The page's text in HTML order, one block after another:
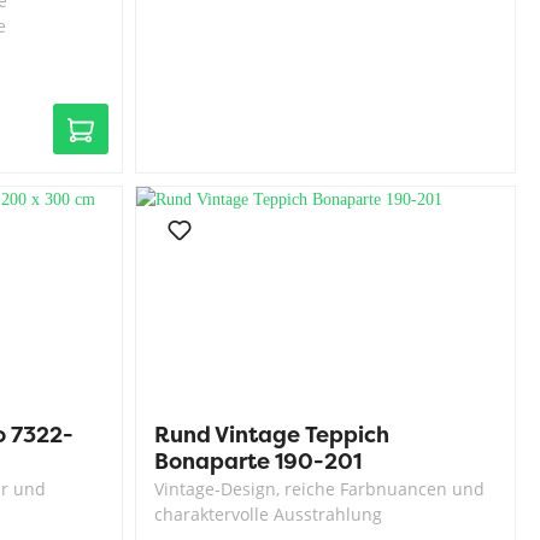
7322-
und
Rund Vintage Teppich
Bonaparte 190-201
Vintage-Design, reiche Farbnuancen und
charaktervolle Ausstrahlung